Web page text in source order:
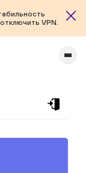
VPN.